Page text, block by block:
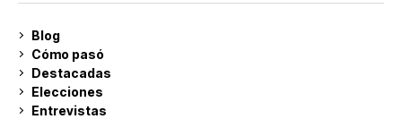
Blog
Cómo pasó
Destacadas
Elecciones
Entrevistas